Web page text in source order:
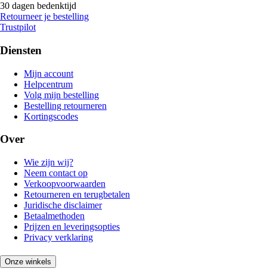
30 dagen bedenktijd
Retourneer je bestelling
Trustpilot
Diensten
Mijn account
Helpcentrum
Volg mijn bestelling
Bestelling retourneren
Kortingscodes
Over
Wie zijn wij?
Neem contact op
Verkoopvoorwaarden
Retourneren en terugbetalen
Juridische disclaimer
Betaalmethoden
Prijzen en leveringsopties
Privacy verklaring
Onze winkels